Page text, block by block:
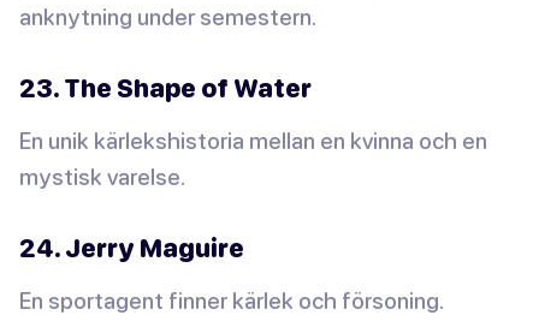
anknytning under semestern.
23. The Shape of Water
En unik kärlekshistoria mellan en kvinna och en
mystisk varelse.
24. Jerry Maguire
En sportagent finner kärlek och försoning.